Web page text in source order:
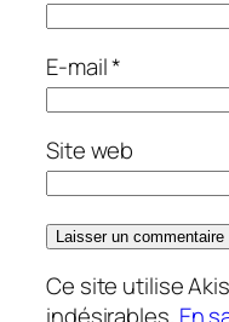
E-mail*
Site web
Ce site utilise